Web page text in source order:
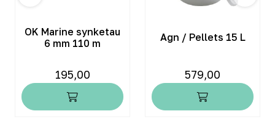
OK Marine synketau
6 mm 110 m
195,00
Agn / Pellets 15 L
579,00